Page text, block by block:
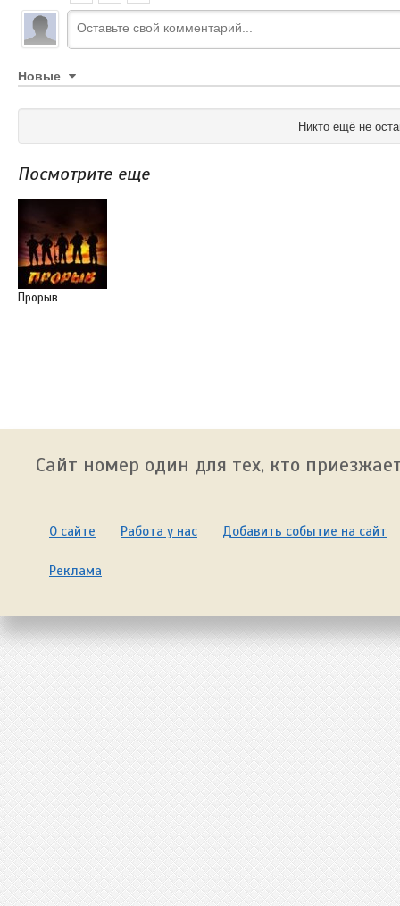
Новые
Никто ещё не
Посмотрите еще
Прорыв
Сайт номер один для тех, кто
О сайте Работа у нас Добавить событие на сайт
Реклама